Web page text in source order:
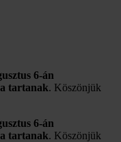
6-án
tartanak. Köszönjük
6-án
tartanak. Köszönjük